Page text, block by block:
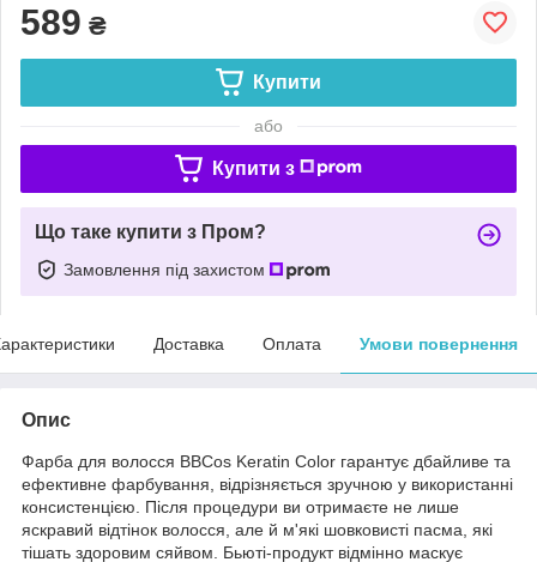
589 ₴
Купити
або
Купити з
Що таке купити з Пром?
Замовлення під захистом
Доставка Оплата Умови повернення
Опис
Фарба для волосся BBCos Keratin Color гарантує дбайливе та
ефективне фарбування, відрізняється зручною у використанні
консистенцією. Після процедури ви отримаєте не лише
яскравий відтінок волосся, але й м'які шовковисті пасма, які
тішать здоровим сяйвом. Бьюті-продукт відмінно маскує